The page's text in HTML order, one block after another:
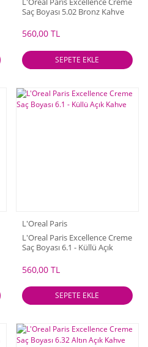
Saç Boyası 5.02 Bronz Kahve
560,00 TL
SEPETE EKLE
L'Oreal Paris
L'Oreal Paris Excellence Creme
Saç Boyası 6.1 - Küllü Açık
560,00 TL
SEPETE EKLE